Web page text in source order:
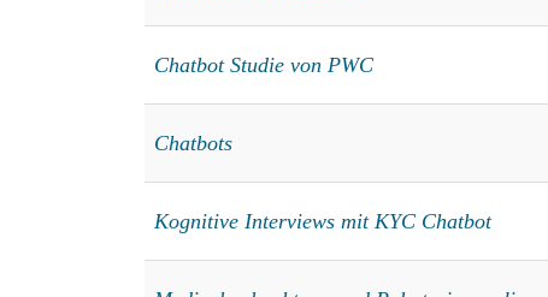
Chatbot Studie von PWC
Chatbots
Kognitive Interviews mit KYC Chatbot